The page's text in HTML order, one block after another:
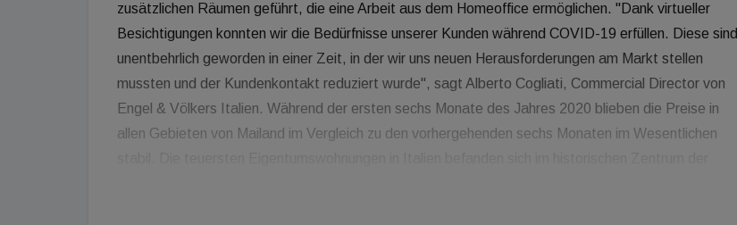
zusätzlichen Räumen geführt, die eine Arbeit aus dem Homeoffice ermöglichen. "Dank virtueller
Besichtigungen konnten wir die Bedürfnisse unserer Kunden während COVID-19 erfüllen. Diese sind
unentbehrlich geworden in einer Zeit, in der wir uns neuen Herausforderungen am Markt stellen
mussten und der Kundenkontakt reduziert wurde", sagt Alberto Cogliati, Commercial Director von
Engel & Völkers Italien. Während der ersten sechs Monate des Jahres 2020 blieben die Preise in
allen Gebieten von Mailand im Vergleich zu den vorhergehenden sechs Monaten im Wesentlichen